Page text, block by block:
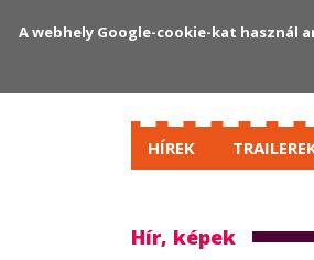
HÍREK
Hír, képek
A webhely Google-cookie-kat használ